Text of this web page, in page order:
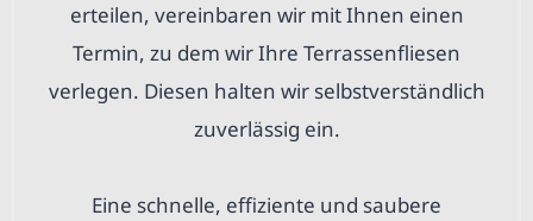
erteilen, vereinbaren wir mit Ihnen einen
Termin, zu dem wir Ihre Terrassenfliesen
verlegen. Diesen halten wir selbstverständlich
zuverlässig ein.
Eine schnelle, effiziente und saubere